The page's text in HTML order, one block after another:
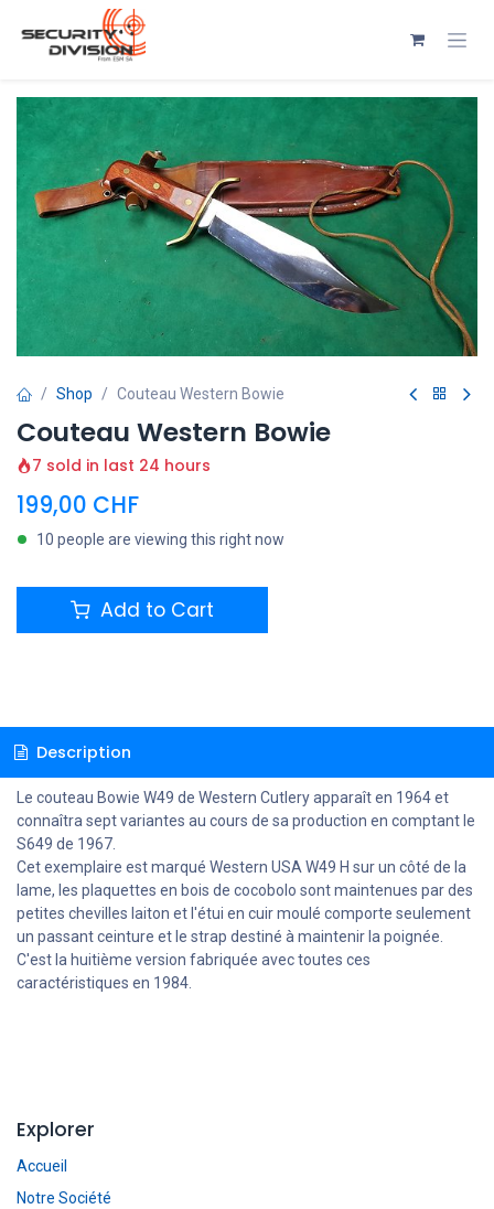
Se rendre au contenu
Shop Couteau Western Bowie
Couteau Western Bowie
7 sold in last 24 hours
199,00 CHF
10 people are viewing this right now
Add to Cart
Description
Le couteau Bowie W49 de Western Cutlery apparaît en 1964 et
connaîtra sept variantes au cours de sa production en comptant le
S649 de 1967.
Cet exemplaire est marqué Western USA W49 H sur un côté de la
lame, les plaquettes en bois de cocobolo sont maintenues par des
petites chevilles laiton et l'étui en cuir moulé comporte seulement
un passant ceinture et le strap destiné à maintenir la poignée.
C'est la huitième version fabriquée avec toutes ces
caractéristiques en 1984.
Explorer
Accueil
Notre Société